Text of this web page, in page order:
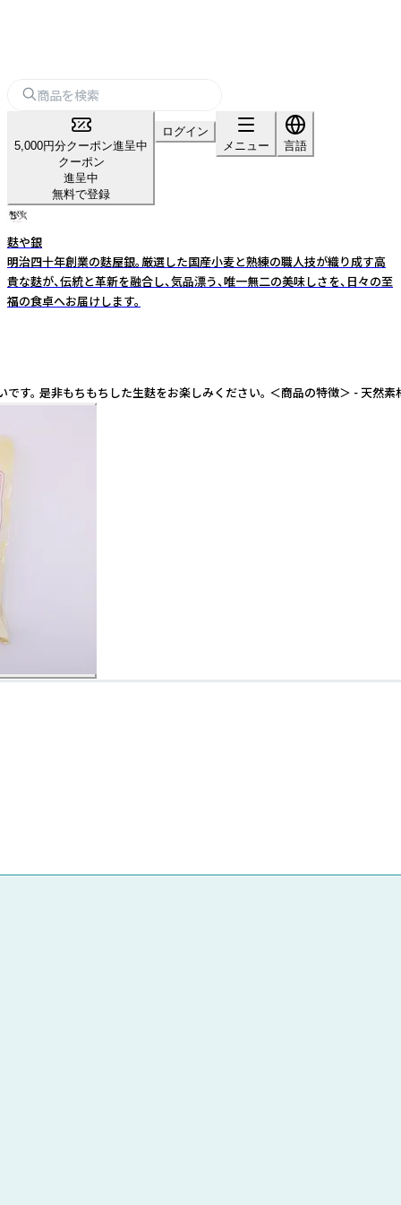
5,000円分クーポン進呈中
クーポン
進呈中
無料で登録
ログイン
メニュー
言語
麩や銀
明治四十年創業の麩屋銀。厳選した国産小麦と熟練の職人技が織り成す高
貴な麩が、伝統と革新を融合し、気品漂う、唯一無二の美味しさを、日々の至
福の食卓へお届けします。
。 是非もちもちした生麩をお楽しみください。 ＜商品の特徴＞ - 天